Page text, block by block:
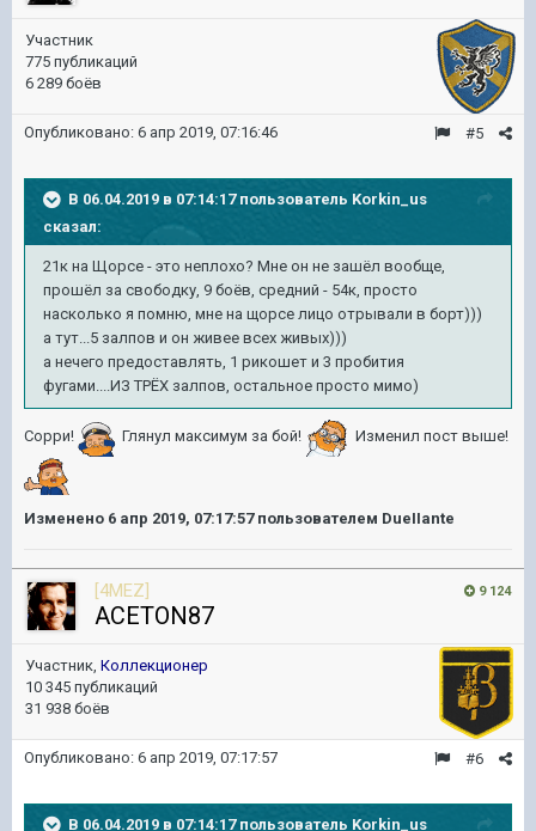
Участник
775 публикаций
6 289 боёв
#5
Опубликовано: 6 апр 2019, 07:16:46
В 06.04.2019 в 07:14:17 пользователь Korkin_us
сказал:
21к на Щорсе - это неплохо? Мне он не зашёл вообще,
прошёл за свободку, 9 боёв, средний - 54к, просто
насколько я помню, мне на щорсе лицо отрывали в борт)))
а тут...5 залпов и он живее всех живых)))
а нечего предоставлять, 1 рикошет и 3 пробития
фугами....ИЗ ТРЁХ залпов, остальное просто мимо)
Сорри! Глянул максимум за бой! Изменил пост выше!
Изменено 6 апр 2019, 07:17:57пользователем DueIIante
9 124
[4MEZ]
ACETON87
Участник, Коллекционер
10 345 публикаций
31 938 боёв
#6
Опубликовано: 6 апр 2019, 07:17:57
В 06.04.2019 в 07:14:17 пользователь Korkin_us